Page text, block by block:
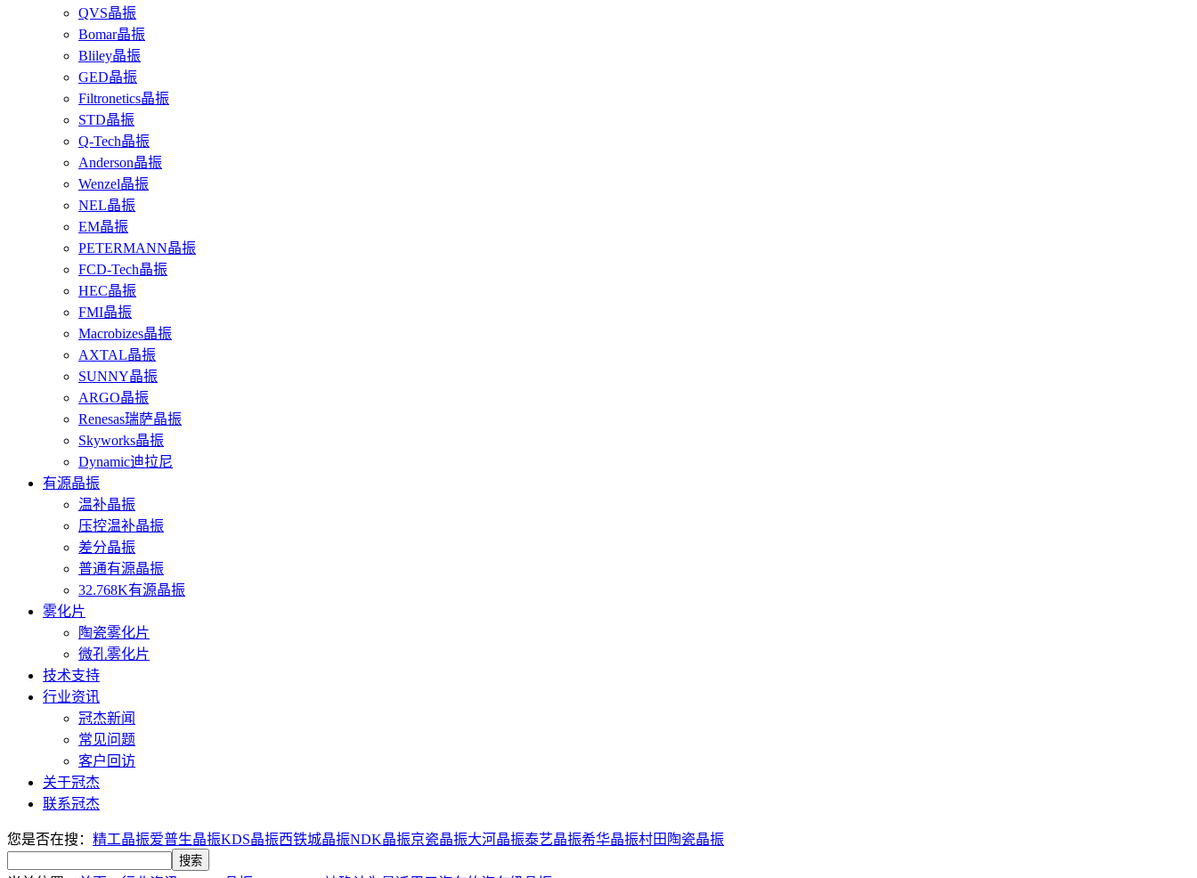
QVS晶振
Bomar晶振
Bliley晶振
GED晶振
Filtronetics晶振
STD晶振
Q-Tech晶振
Anderson晶振
Wenzel晶振
NEL晶振
EM晶振
PETERMANN晶振
FCD-Tech晶振
HEC晶振
FMI晶振
Macrobizes晶振
AXTAL晶振
SUNNY晶振
ARGO晶振
Renesas瑞萨晶振
Skyworks晶振
Dynamic迪拉尼
有源晶振
温补晶振
压控温补晶振
差分晶振
普通有源晶振
32.768K有源晶振
雾化片
陶瓷雾化片
微孔雾化片
技术支持
行业资讯
冠杰新闻
常见问题
客户回访
关于冠杰
联系冠杰
您是否在搜： 精工晶振爱普生晶振KDS晶振西铁城晶振NDK晶振京瓷晶振大河晶振泰艺晶振希华晶振村田陶瓷晶振